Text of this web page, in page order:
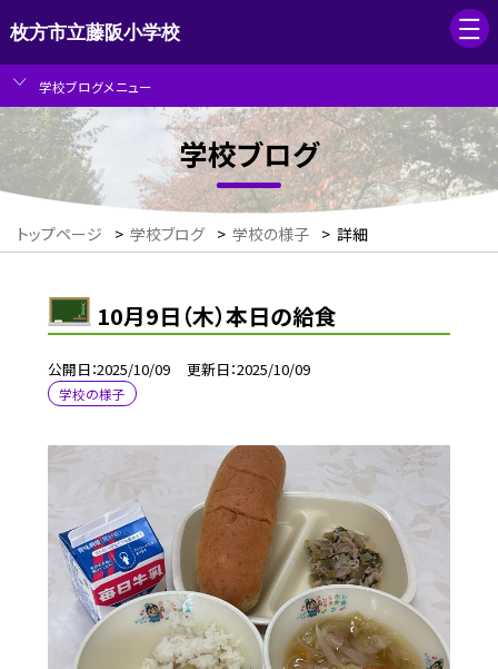
枚方市立藤阪小学校
学校ブログメニュー
学校ブログ
トップページ > 学校ブログ > 学校の様子 > 詳細
10月9日（木）本日の給食
公開日 2025/10/09 更新日 2025/10/09
学校の様子